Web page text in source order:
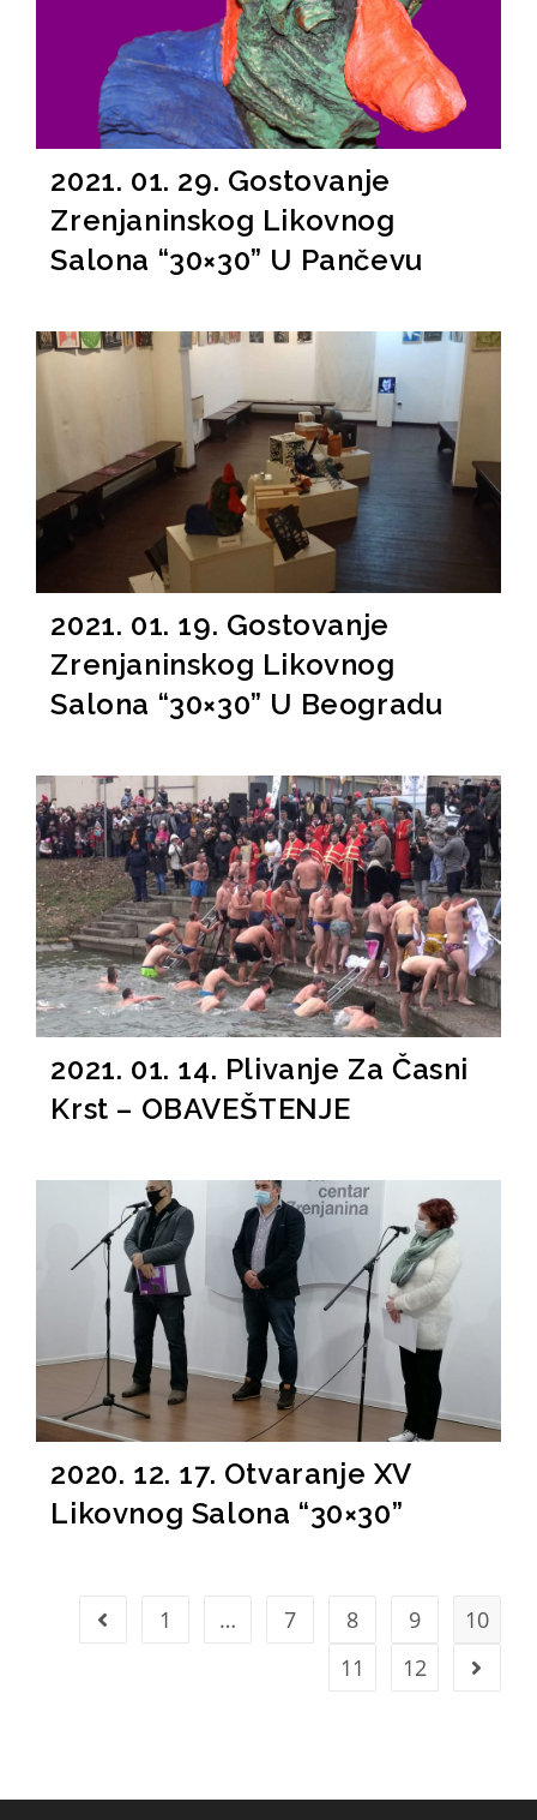
2021. 01. 29. Gostovanje
Zrenjaninskog Likovnog
Salona “30×30” U Pančevu
2021. 01. 19. Gostovanje
Zrenjaninskog Likovnog
Salona “30×30” U Beogradu
2021. 01. 14. Plivanje Za Časni
Krst – OBAVEŠTENJE
2020. 12. 17. Otvaranje XV
Likovnog Salona “30×30”
1 … 7 8 9
10
11
12